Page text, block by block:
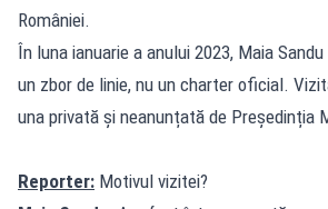
României.
În luna ianuarie a anului 2023, Maia
un zbor de linie, nu un charter oficial.
una privată și neanunțată de Președinția
Reporter: Motivul vizitei?